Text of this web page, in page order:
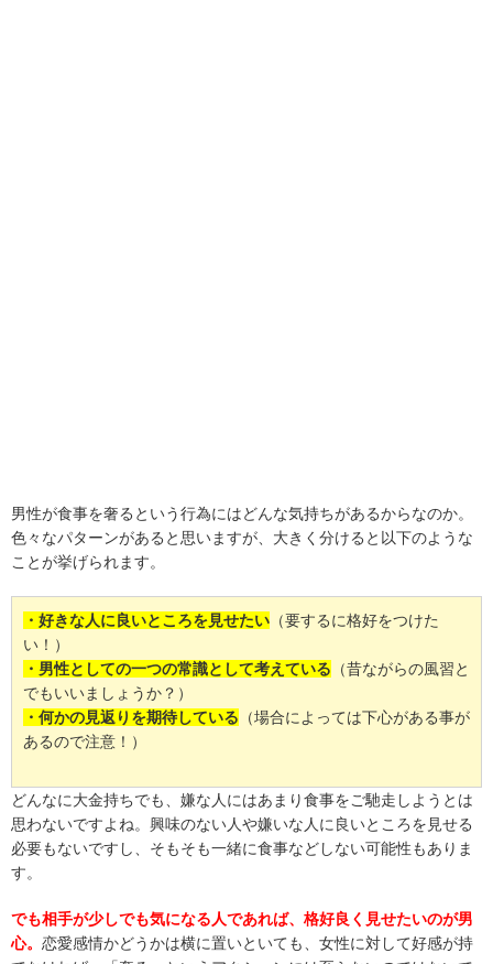
男性が食事を奢るという行為にはどんな気持ちがあるからなのか。
色々なパターンがあると思いますが、大きく分けると以下のような
ことが挙げられます。
・好きな人に良いところを見せたい （要するに格好をつけた
い！）
・男性としての一つの常識として考えている （昔ながらの風習と
でもいいましょうか？）
・何かの見返りを期待している （場合によっては下心がある事が
あるので注意！）
どんなに大金持ちでも、嫌な人にはあまり食事をご馳走しようとは
思わないですよね。興味のない人や嫌いな人に良いところを見せる
必要もないですし、そもそも一緒に食事などしない可能性もありま
す。
でも相手が少しでも気になる人であれば、格好良く見せたいのが男
心。 恋愛感情かどうかは横に置いといても、女性に対して好感が持